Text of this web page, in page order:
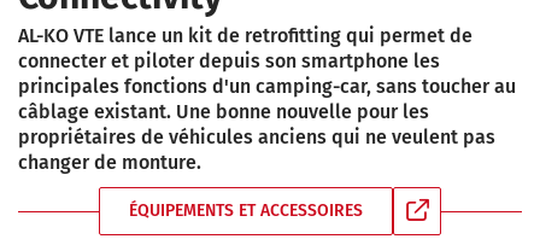
AL-KO VTE lance un kit de retrofitting qui permet de
connecter et piloter depuis son smartphone les
principales fonctions d'un camping-car, sans toucher au
câblage existant. Une bonne nouvelle pour les
propriétaires de véhicules anciens qui ne veulent pas
changer de monture.
ÉQUIPEMENTS ET ACCESSOIRES